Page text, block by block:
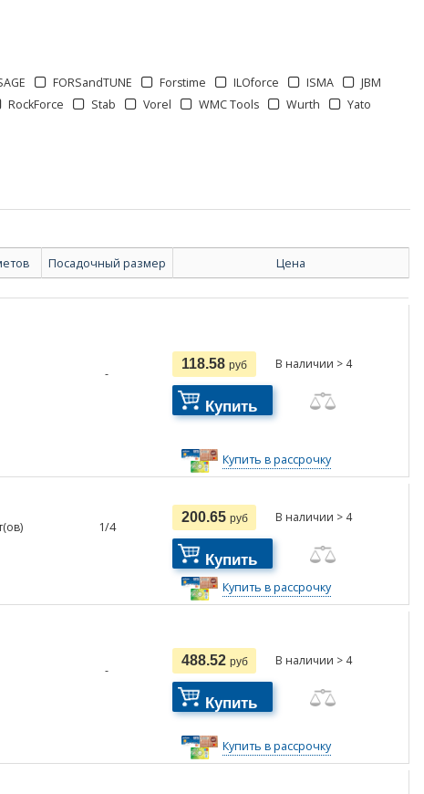
FORSandTUNE Forstime ILOforce ISMA
JBM
RockForce Stab Vorel WMC Tools Wurth
Yato
Посадочный размер Цена
-
118.58 руб В наличии > 4
Купить
Купить в рассрочку
1/4
200.65 руб В наличии > 4
Купить
Купить в рассрочку
-
488.52 руб В наличии > 4
Купить
Купить в рассрочку